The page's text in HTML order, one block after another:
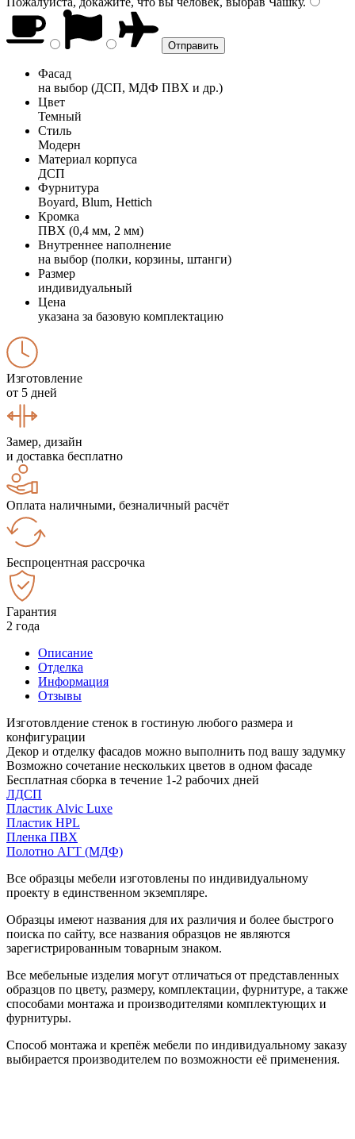
Фасад
на выбор (ДСП, МДФ ПВХ и др.)
Цвет
Темный
Стиль
Модерн
Материал корпуса
ДСП
Фурнитура
Boyard, Blum, Hettich
Кромка
ПВХ (0,4 мм, 2 мм)
Внутреннее наполнение
на выбор (полки, корзины, штанги)
Размер
индивидуальный
Цена
указана за базовую комплектацию
Изготовление
от 5 дней
Замер, дизайн
и доставка бесплатно
Оплата наличными, безналичный расчёт
Беспроцентная рассрочка
Гарантия
2 года
Описание
Отделка
Информация
Отзывы
Изготовлдение стенок в гостиную любого размера и
конфигурации
Декор и отделку фасадов можно выполнить под вашу задумку
Возможно сочетание нескольких цветов в одном фасаде
Бесплатная сборка в течение 1-2 рабочих дней
ЛДСП
Пластик Alvic Luxe
Пластик HPL
Пленка ПВХ
Полотно АГТ (МДФ)
Все образцы мебели изготовлены по индивидуальному
проекту в единственном экземпляре.
Образцы имеют названия для их различия и более быстрого
поиска по сайту, все названия образцов не являются
зарегистрированным товарным знаком.
Все мебельные изделия могут отличаться от представленных
образцов по цвету, размеру, комплектации, фурнитуре, а также
способами монтажа и производителями комплектующих и
фурнитуры.
Способ монтажа и крепёж мебели по индивидуальному заказу
выбирается производителем по возможности её применения.